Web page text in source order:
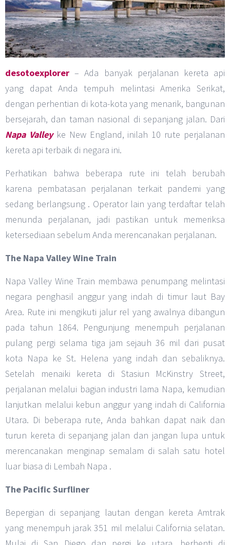
desotoexplorer – Ada banyak perjalanan kereta api
yang dapat Anda tempuh melintasi Amerika Serikat,
dengan perhentian di kota-kota yang menarik, bangunan
bersejarah, dan taman nasional di sepanjang jalan. Dari
Napa Valleyke New England, inilah 10 rute perjalanan
kereta api terbaik di negara ini.
Perhatikan bahwa beberapa rute ini telah berubah
karena pembatasan perjalanan terkait pandemi yang
sedang berlangsung . Operator lain yang terdaftar telah
menunda perjalanan, jadi pastikan untuk memeriksa
ketersediaan sebelum Anda merencanakan perjalanan.
The Napa Valley Wine Train
Napa Valley Wine Train membawa penumpang melintasi
negara penghasil anggur yang indah di timur laut Bay
Area. Rute ini mengikuti jalur rel yang awalnya dibangun
pada tahun 1864. Pengunjung menempuh perjalanan
pulang pergi selama tiga jam sejauh 36 mil dari pusat
kota Napa ke St. Helena yang indah dan sebaliknya.
Setelah menaiki kereta di Stasiun McKinstry Street,
perjalanan melalui bagian industri lama Napa, kemudian
lanjutkan melalui kebun anggur yang indah di California
Utara. Di beberapa rute, Anda bahkan dapat naik dan
turun kereta di sepanjang jalan dan jangan lupa untuk
merencanakan menginap semalam di salah satu hotel
luar biasa di Lembah Napa .
The Pacific Surfliner
Bepergian di sepanjang lautan dengan kereta Amtrak
yang menempuh jarak 351 mil melalui California selatan.